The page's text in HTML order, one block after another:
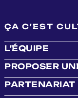
ÇA C'EST
L'ÉQUIPE
PROPOSER
PARTENARIAT